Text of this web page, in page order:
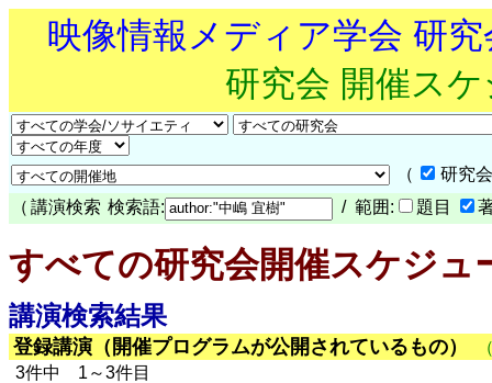
映像情報メディア学会 研
研究会 開催ス
（
研究
（ 講演検索 検索語: / 範囲: 題目
すべての研究会開催スケジュ
講演検索結果
登録講演（開催プログラムが公開されているもの）
3件中 1～3件目